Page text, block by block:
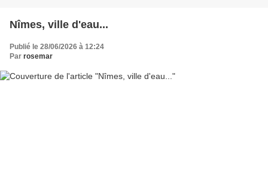
Nîmes, ville d'eau...
Publié le 28/06/2026 à 12:24
Par rosemar